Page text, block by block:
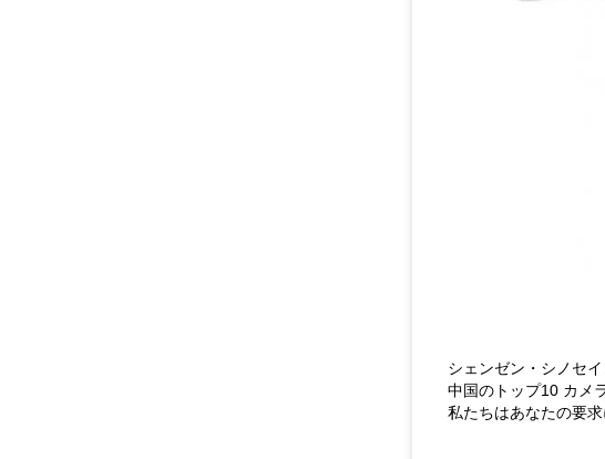
シェンゼン・シノセ
中国のトップ10 カメ
私たちはあなたの要